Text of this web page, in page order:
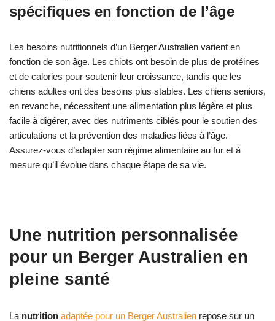
spécifiques en fonction de l’âge
Les besoins nutritionnels d’un Berger Australien varient en
fonction de son âge. Les chiots ont besoin de plus de protéines
et de calories pour soutenir leur croissance, tandis que les
chiens adultes ont des besoins plus stables. Les chiens seniors,
en revanche, nécessitent une alimentation plus légère et plus
facile à digérer, avec des nutriments ciblés pour le soutien des
articulations et la prévention des maladies liées à l’âge.
Assurez-vous d’adapter son régime alimentaire au fur et à
mesure qu’il évolue dans chaque étape de sa vie.
Une nutrition personnalisée
pour un Berger Australien en
pleine santé
La nutrition adaptée pour un Berger Australien repose sur un